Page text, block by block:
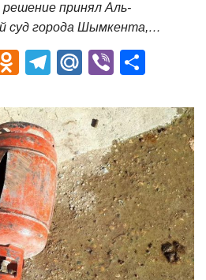
принял Аль-
суд города Шымкента,…
V
O
n
o
kl
a
ss
ni
ki
T
e
gr
a
m
M
.R
u
Vi
er п
р
а
в
и
т
ь